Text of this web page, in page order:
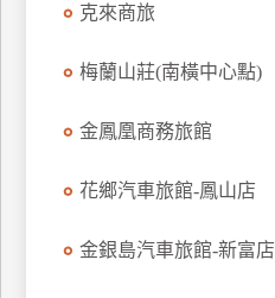
克來商旅
梅蘭山莊(南橫中心點)
金鳳凰商務旅館
花鄉汽車旅館-鳳山店
金銀島汽車旅館-新富店